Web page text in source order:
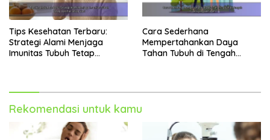
Tips Kesehatan Terbaru:
Strategi Alami Menjaga
Imunitas Tubuh Tetap
Cara Sederhana
Mempertahankan Daya
Tahan Tubuh di Tengah
Rekomendasi untuk kamu